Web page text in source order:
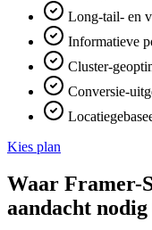
Long-tail- en
Informatieve
Cluster-
Conversie-
Kies plan
Waar Framer-
aandacht